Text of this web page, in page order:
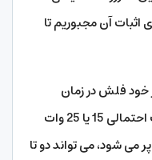
اثبات آن مجبوریم تا
فلش در زمان
واقعی از طریق کابل USB-C با سرعت احتمالی 15 یا 25 وات
می شود، می تواند دو تا